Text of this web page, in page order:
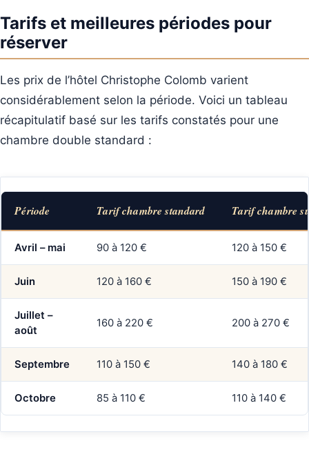
Tarifs et meilleures périodes pour
réserver
Les prix de l’hôtel Christophe Colomb varient
considérablement selon la période. Voici un tableau
récapitulatif basé sur les tarifs constatés pour une
chambre double standard :
Période Tarif chambre standard Tarif chambre
Avril – mai 90 à 120 € 120 à 150 €
Juin 120 à 160 € 150 à 190 €
Juillet –
août
160 à 220 € 200 à 270 €
Septembre 110 à 150 € 140 à 180 €
Octobre 85 à 110 € 110 à 140 €